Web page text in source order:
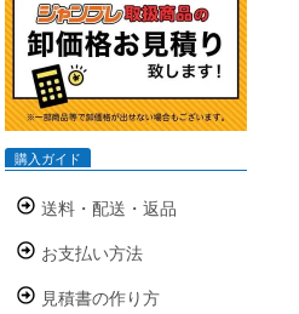
購入ガイド
送料・配送・返品
お支払い方法
見積書の作り方